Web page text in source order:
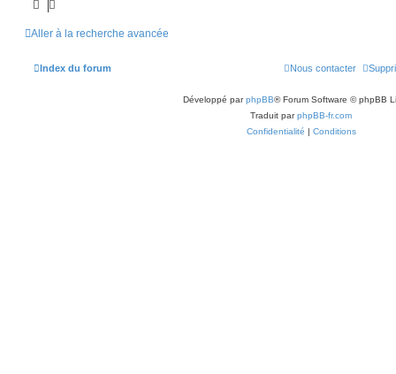
Aller à la recherche avancée
Index du forum Nous contacter
Développé parphpBB® Forum Software © phpBB
Traduit parphpBB-fr.com
Confidentialité | Conditions